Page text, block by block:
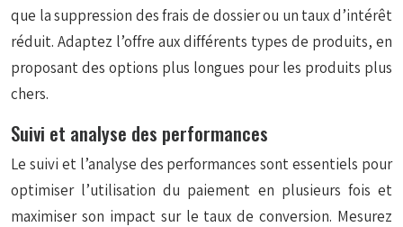
que la suppression des frais de dossier ou un taux d’intérêt
réduit. Adaptez l’offre aux différents types de produits, en
proposant des options plus longues pour les produits plus
chers.
Suivi et analyse des performances
Le suivi et l’analyse des performances sont essentiels pour
optimiser l’utilisation du paiement en plusieurs fois et
maximiser son impact sur le taux de conversion. Mesurez